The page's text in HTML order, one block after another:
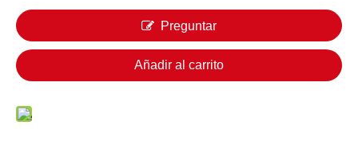
Preguntar
Añadir al carrito